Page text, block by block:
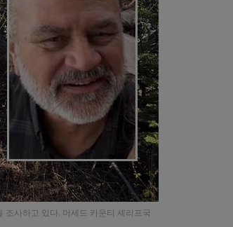
조사하고 있다. 머세드 카운티 셰리프국